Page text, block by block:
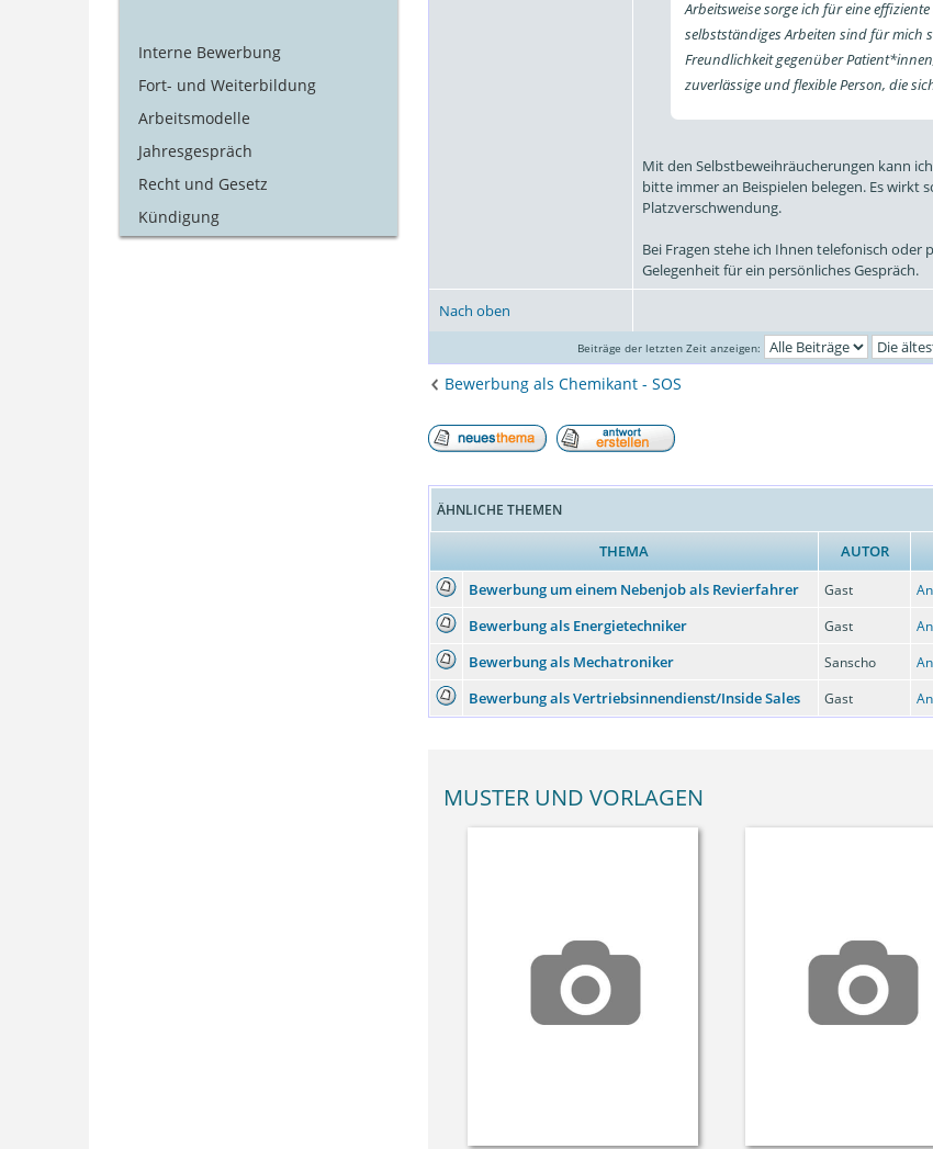
Arbeitsweise sorge ich für eine
selbstständiges Arbeiten sind für mich
Freundlichkeit gegenüber
zuverlässige und flexible Person, die
Mit den Selbstbeweihräucherungen kann
bitte immer an Beispielen belegen. Es wirkt
Platzverschwendung.
Bei Fragen stehe ich Ihnen telefonisch oder
Gelegenheit für ein persönliches Gespräch.
Nach oben
Beiträge der letzten Zeit anzeigen:
Bewerbung als Chemikant - SOS
ÄHNLICHE THEMEN
THEMA AUTOR
Bewerbung um einem Nebenjob als Revierfahrer
Gast
Bewerbung als Energietechniker Gast
Bewerbung als Mechatroniker Sanscho
Bewerbung als Vertriebsinnendienst/Inside Sales Gast
MUSTER UND VORLAGEN
Interne Bewerbung
Fort- und Weiterbildung
Arbeitsmodelle
Jahresgespräch
Recht und Gesetz
Kündigung